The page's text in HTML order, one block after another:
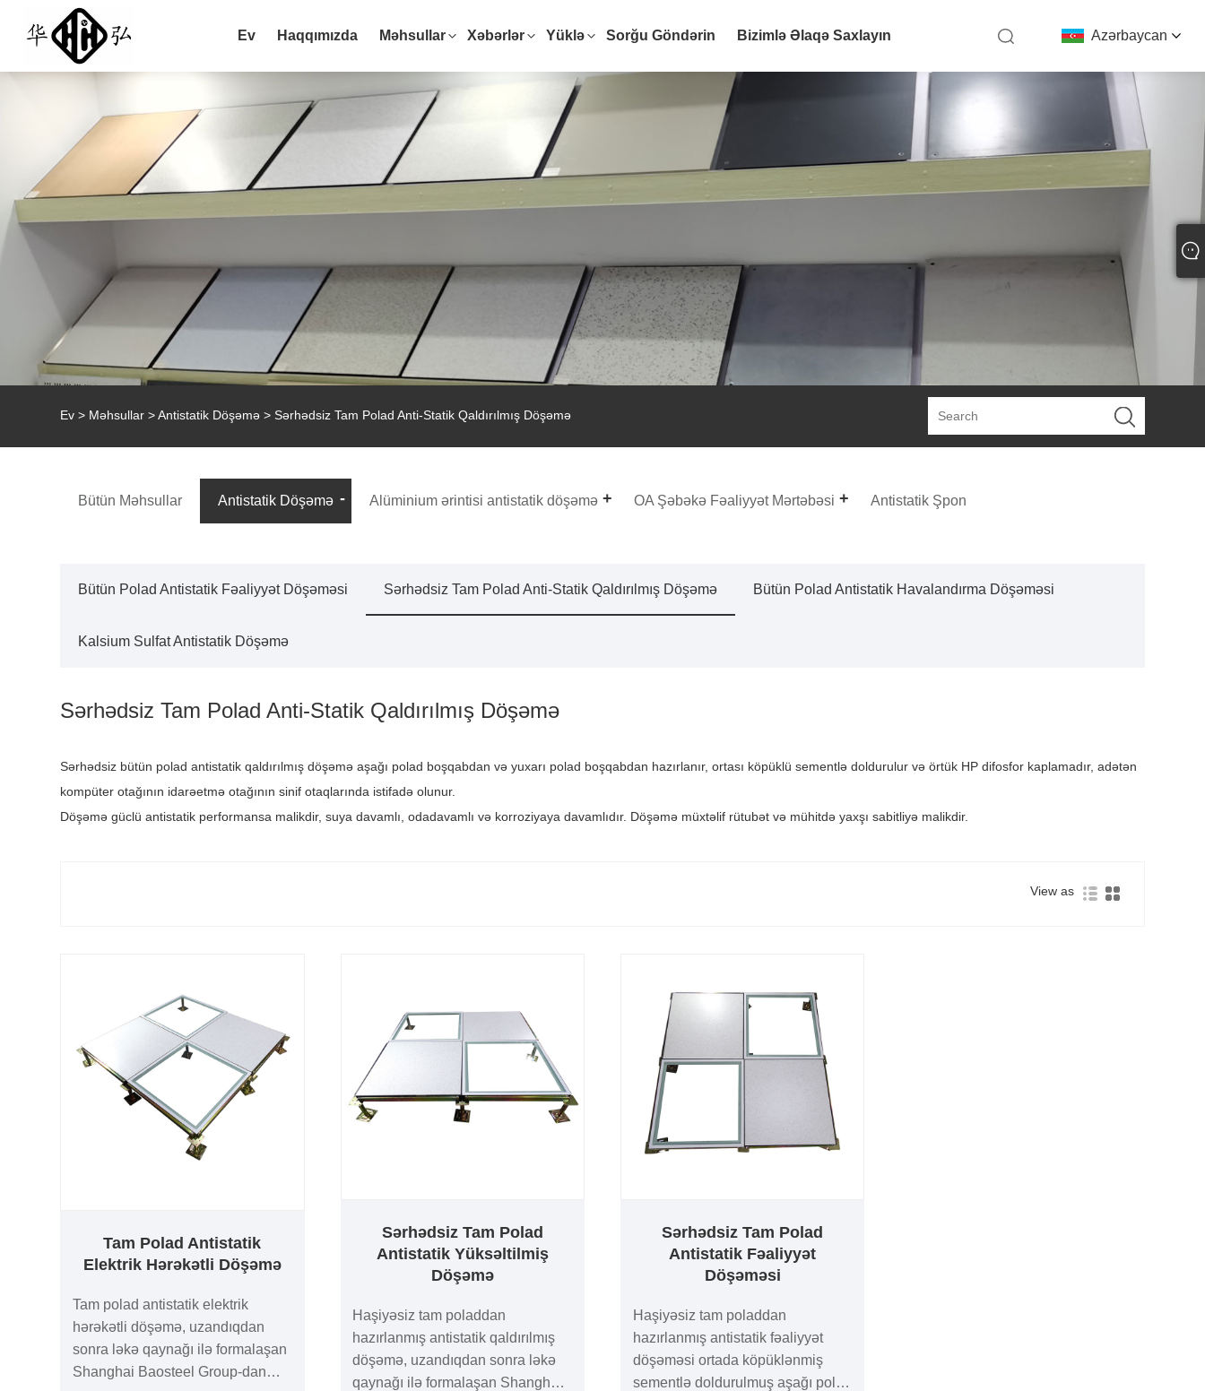
Azərbaycan
Ev Haqqımızda Məhsullar Xəbərlər Yüklə Sorğu Göndərin Bizimlə Əlaqə Saxlayın
Ev > Məhsullar >Antistatik Döşəmə > Sərhədsiz Tam Polad Anti-Statik Qaldırılmış Döşəmə
Bütün Məhsullar Antistatik Döşəmə Alüminium ərintisi antistatik döşəmə OA Şəbəkə Fəaliyyət Mərtəbəsi Antistatik Şpon
Bütün Polad Antistatik Fəaliyyət Döşəməsi Sərhədsiz Tam Polad Anti-Statik Qaldırılmış Döşəmə Bütün Polad Antistatik Havalandırma Döşəməsi
Kalsium Sulfat Antistatik Döşəmə
Sərhədsiz Tam Polad Anti-Statik Qaldırılmış Döşəmə
Sərhədsiz bütün polad antistatik qaldırılmış döşəmə aşağı polad boşqabdan və yuxarı polad boşqabdan hazırlanır, ortası köpüklü sementlə doldurulur və örtük HP difosfor kaplamadır, adətən
kompüter otağının idarəetmə otağının sinif otaqlarında istifadə olunur.
Döşəmə güclü antistatik performansa malikdir, suya davamlı, odadavamlı və korroziyaya davamlıdır. Döşəmə müxtəlif rütubət və mühitdə yaxşı sabitliyə malikdir.
View as
Tam Polad Antistatik
Elektrik Hərəkətli Döşəmə
Tam polad antistatik elektrik
hərəkətli döşəmə, uzandıqdan
sonra ləkə qaynağı ilə formalaşan
Shanghai Baosteel Group-dan
Sərhədsiz Tam Polad
Antistatik Yüksəltilmiş
Döşəmə
Haşiyəsiz tam poladdan
hazırlanmış antistatik qaldırılmış
döşəmə, uzandıqdan sonra ləkə
qaynağı ilə formalaşan Shanghai
Sərhədsiz Tam Polad
Antistatik Fəaliyyət
Döşəməsi
Haşiyəsiz tam poladdan
hazırlanmış antistatik fəaliyyət
döşəməsi ortada köpüklənmiş
sementlə doldurulmuş aşağı polad